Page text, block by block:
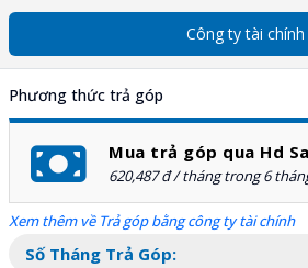
Công ty tài chính
Phương thức trả góp
Mua trả góp qua Hd
620,487 đ / tháng trong 6
Xem thêm về Trả góp bằng công ty tài chính
Số Tháng Trả Góp: